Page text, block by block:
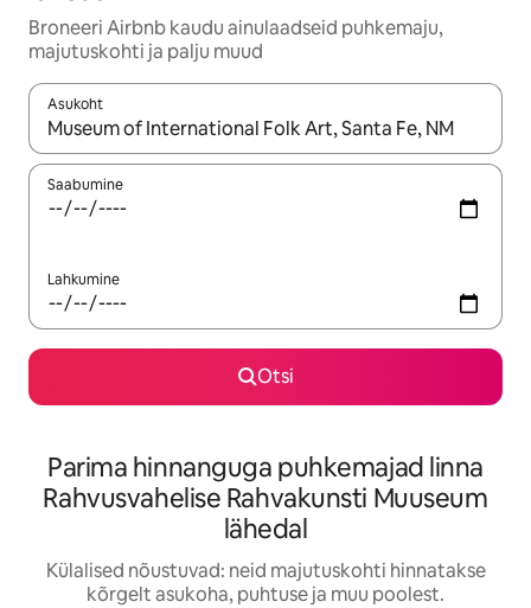
Broneeri Airbnb kaudu ainulaadseid puhkemaju,
majutuskohti ja palju muud
Asukoht
Kui tulemused on kuvatud, liigu ekraanil nooleklahvidega või
Saabumine
Lahkumine
Otsi
Parima hinnanguga puhkemajad linna
Rahvusvahelise Rahvakunsti Muuseum
lähedal
Külalised nõustuvad: neid majutuskohti hinnatakse
kõrgelt asukoha, puhtuse ja muu poolest.